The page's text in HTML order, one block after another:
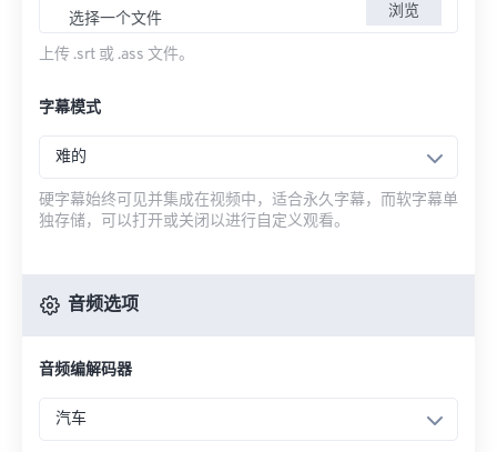
选择一个文件 浏览
上传 .srt 或 .ass 文件。
字幕模式
难的
硬字幕始终可见并集成在视频中，适合永久字幕，而软字幕单
独存储，可以打开或关闭以进行自定义观看。
音频选项
音频编解码器
汽车